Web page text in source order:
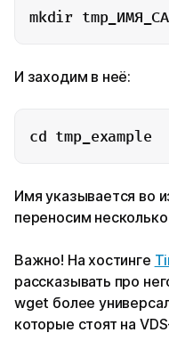
mkdir
И заходим в неё:
cd tmp_example
Имя указывается во
переносим
Важно! На хостинге
рассказывать про
wget более
которые стоят на